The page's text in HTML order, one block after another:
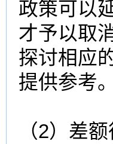
政策可以
才予以取
探讨相应
提供参考。
（2）差